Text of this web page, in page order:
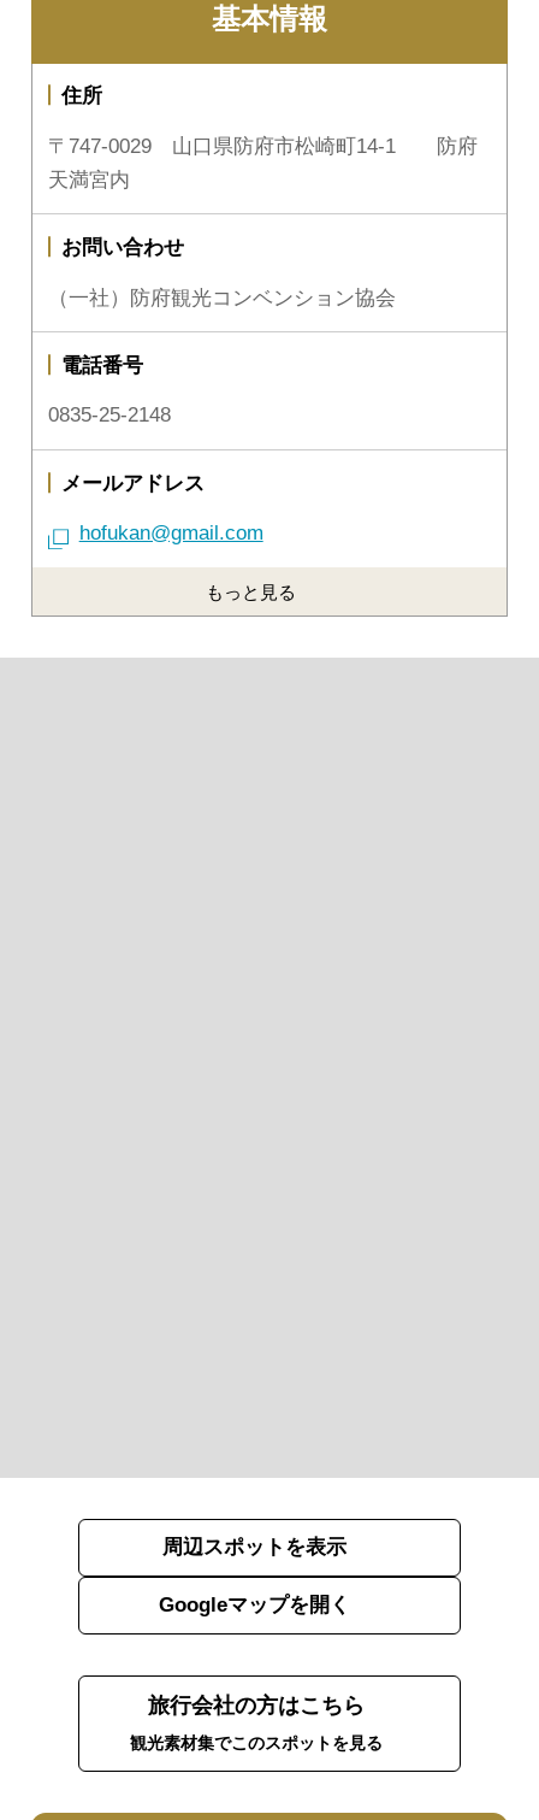
基本情報
住所
〒747-0029 山口県防府市松崎町14-1 防府
天満宮内
お問い合わせ
（一社）防府観光コンベンション協会
電話番号
0835-25-2148
メールアドレス
hofukan@gmail.com
もっと見る
周辺スポットを表示
Googleマップを開く
旅行会社の方はこちら
観光素材集でこのスポットを見る